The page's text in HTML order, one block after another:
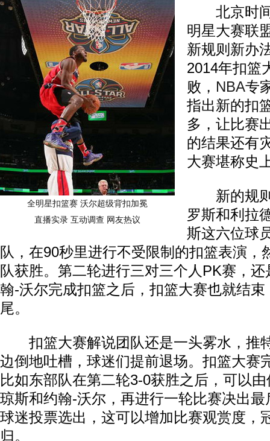
全明星扣篮赛 沃尔超级背扣加冕
直播实录 互动调查 网友热议
北京时间
明星大赛联
新规则新办
2014年扣篮
败， NBA专
指出新的扣
多，让比赛
的结果还有
大赛堪称史
新的规则
罗斯和利拉
斯这六位球
队，在90秒里进行不受限制的扣篮表演，
队获胜。第二轮进行三对三个人PK赛，
翰-沃尔完成扣篮之后，扣篮大赛也就结
尾。
扣篮大赛解说团队还是一头雾水，推
边倒地吐槽，球迷们提前退场。扣篮大赛
比如东部队在第二轮3-0获胜之后，可以
琼斯和约翰-沃尔，再进行一轮比赛决出
球迷投票选出，这可以增加比赛观赏度，
归。